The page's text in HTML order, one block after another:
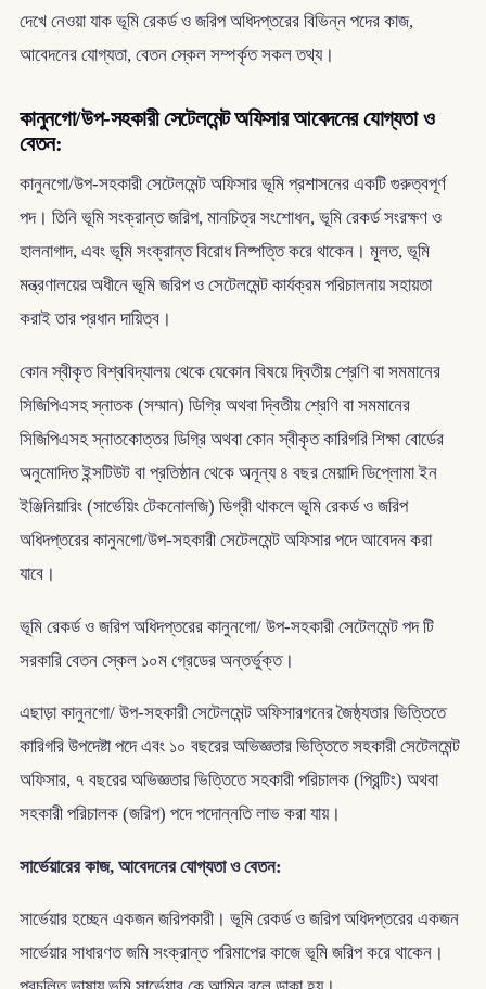
দেখে নেওয়া যাক ভূমি রেকর্ড ও জরিপ অধিদপ্তরের বিভিন্ন পদের কাজ,
আবেদনের যোগ্যতা, বেতন স্কেল সম্পর্কৃত সকল তথ্য।
কানুনগো/উপ-সহকারী সেটেলমেন্ট অফিসার আবেদনের যোগ্যতা ও
বেতন:
কানুনগো/উপ-সহকারী সেটেলমেন্ট অফিসার ভূমি প্রশাসনের একটি গুরুত্বপূর্ণ
পদ। তিনি ভূমি সংক্রান্ত জরিপ, মানচিত্র সংশোধন, ভূমি রেকর্ড সংরক্ষণ ও
হালনাগাদ, এবং ভূমি সংক্রান্ত বিরোধ নিষ্পত্তি করে থাকেন। মূলত, ভূমি
মন্ত্রণালয়ের অধীনে ভূমি জরিপ ও সেটেলমেন্ট কার্যক্রম পরিচালনায় সহায়তা
করাই তার প্রধান দায়িত্ব।
কোন স্বীকৃত বিশ্ববিদ্যালয় থেকে যেকোন বিষয়ে দ্বিতীয় শ্রেণি বা সমমানের
সিজিপিএসহ স্নাতক (সম্মান) ডিগ্রি অথবা দ্বিতীয় শ্রেণি বা সমমানের
সিজিপিএসহ স্নাতকোত্তর ডিগ্রি অথবা কোন স্বীকৃত কারিগরি শিক্ষা বোর্ডের
অনুমোদিত ইন্সটিউট বা প্রতিষ্ঠান থেকে অনূন্য ৪ বছর মেয়াদি ডিপ্লোমা ইন
ইঞ্জিনিয়ারিং (সার্ভেয়িং টেকনোলজি) ডিগ্রী থাকলে ভূমি রেকর্ড ও জরিপ
অধিদপ্তরের কানুনগো/উপ-সহকারী সেটেলমেন্ট অফিসার পদে আবেদন করা
যাবে।
ভূমি রেকর্ড ও জরিপ অধিদপ্তরের কানুনগো/ উপ-সহকারী সেটেলমেন্ট পদ টি
সরকারি বেতন স্কেল ১০ম গ্রেডের অন্তর্ভুক্ত।
এছাড়া কানুনগো/ উপ-সহকারী সেটেলমেন্ট অফিসারগনের জৈষ্ঠ্যতার ভিত্তিতে
কারিগরি উপদেষ্টা পদে এবং ১০ বছরের অভিজ্ঞতার ভিত্তিতে সহকারী সেটেলমেন্ট
অফিসার, ৭ বছরের অভিজ্ঞতার ভিত্তিতে সহকারী পরিচালক (প্রিন্টিং) অথবা
সহকারী পরিচালক (জরিপ) পদে পদোন্নতি লাভ করা যায়।
সার্ভেয়ারের কাজ, আবেদনের যোগ্যতা ও বেতন:
সার্ভেয়ার হচ্ছেন একজন জরিপকারী। ভূমি রেকর্ড ও জরিপ অধিদপ্তরের একজন
সার্ভেয়ার সাধারণত জমি সংক্রান্ত পরিমাপের কাজে ভূমি জরিপ করে থাকেন।